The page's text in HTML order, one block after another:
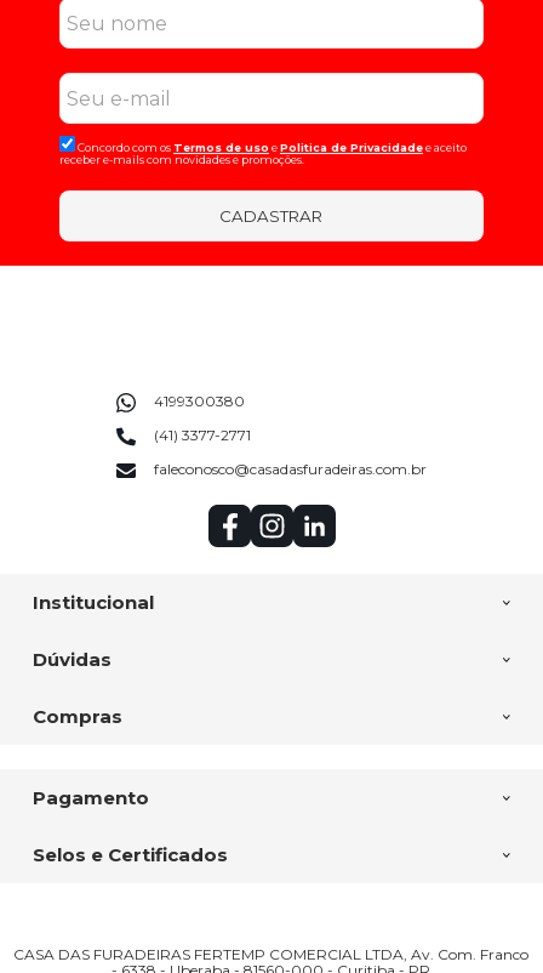
Concordo com os Termos de uso ePolitica de Privacidadee aceito
receber e-mails com novidades e promoções.
CADASTRAR
Institucional
Dúvidas
Compras
4199300380
(41) 3377-2771
faleconosco@casadasfuradeiras.com.br
Pagamento
Selos e Certificados
CASA DAS FURADEIRAS FERTEMP COMERCIAL LTDA, Av. Com. Franco